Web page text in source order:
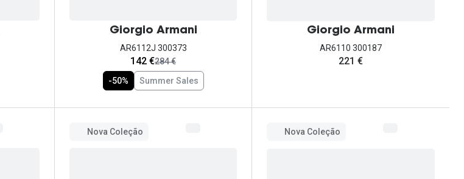
Giorgio Armani
AR6112J 300373
agora:
142 €era:
284 €
-50%
Summer Sales
Giorgio Armani
AR6110 300187
221 €
Nova Coleção Nova Coleção